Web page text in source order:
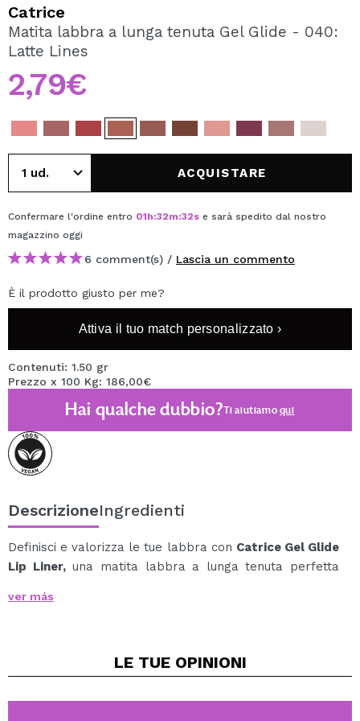
Creando un account su Maquibeauty.it potrai fare i tuoi
acquisti velocemente, controllare lo stato dei tuoi ordini e
CREARE UN ACCOUNT
Catrice
Matita labbra a lunga tenuta Gel Glide - 040:
Latte Lines
2,79€
ACQUISTARE
Confermare l'ordine entro 01h:32m:32s e sarà spedito dal nostro
magazzino oggi
6 comment(s) / Lascia un commento
È il prodotto giusto per me?
Attiva il tuo match personalizzato ›
Contenuti: 1.50 gr
Prezzo x 100 Kg: 186,00€
Hai qualche dubbio?Ti aiutiamoqui
DescrizioneIngredienti
Definisci e valorizza le tue labbra con Catrice Gel Glide
Lip Liner,una matita labbra a lunga tenuta perfetta
La sua texture cremosa e ultra pigmentata scivola
Grazie all'elevata resa cromatica, puoi delineare,
finitura naturale a un look più definito e sofisticato.
ver más
LE TUE OPINIONI